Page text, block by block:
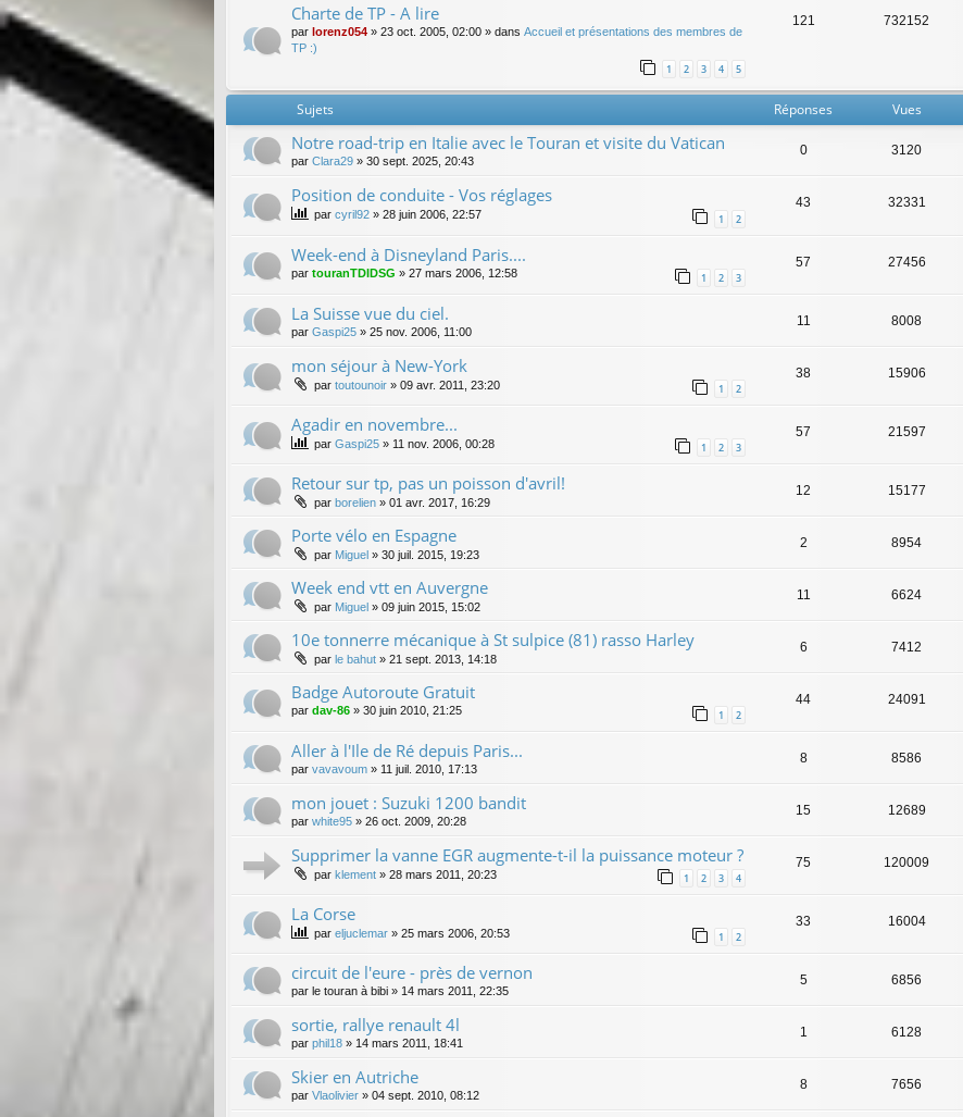
Charte de TP - A lire
par lorenz054 » 23 oct. 2005, 02:00 » dans Accueil et présentations des membres de
TP :)
1 2 3 4 5
121 732152
Sujets Réponses Vues
Notre road-trip en Italie avec le Touran et visite du Vatican
par Clara29 » 30 sept. 2025, 20:43
0 3120
Position de conduite - Vos réglages
par cyril92 » 28 juin 2006, 22:57 1 2
43 32331
Week-end à Disneyland Paris....
par touranTDIDSG » 27 mars 2006, 12:58 1 2 3
57 27456
La Suisse vue du ciel.
par Gaspi25 » 25 nov. 2006, 11:00
11 8008
mon séjour à New-York
par toutounoir » 09 avr. 2011, 23:20 1 2
38 15906
Agadir en novembre...
par Gaspi25 » 11 nov. 2006, 00:28 1 2 3
57 21597
Retour sur tp, pas un poisson d'avril!
par borelien » 01 avr. 2017, 16:29
12 15177
Porte vélo en Espagne
par Miguel » 30 juil. 2015, 19:23
2 8954
Week end vtt en Auvergne
par Miguel » 09 juin 2015, 15:02
11 6624
10e tonnerre mécanique à St sulpice (81) rasso Harley
par le bahut » 21 sept. 2013, 14:18
6 7412
Badge Autoroute Gratuit
par dav-86 » 30 juin 2010, 21:25 1 2
44 24091
Aller à l'Ile de Ré depuis Paris...
par vavavoum » 11 juil. 2010, 17:13
8 8586
mon jouet : Suzuki 1200 bandit
par white95 » 26 oct. 2009, 20:28
15 12689
Supprimer la vanne EGR augmente-t-il la puissance moteur ?
par klement » 28 mars 2011, 20:23 1 2 3 4
75 120009
La Corse
par eljuclemar » 25 mars 2006, 20:53 1 2
33 16004
circuit de l'eure - près de vernon
par le touran à bibi » 14 mars 2011, 22:35
5 6856
sortie, rallye renault 4l
par phil18 » 14 mars 2011, 18:41
1 6128
Skier en Autriche
par Vlaolivier » 04 sept. 2010, 08:12
8 7656